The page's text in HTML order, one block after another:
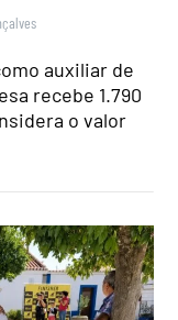
auxiliar de
recebe 1.790
o valor